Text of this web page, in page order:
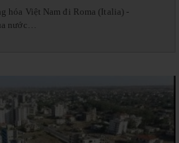
hóa Việt Nam đi Roma (Italia) -
nước…